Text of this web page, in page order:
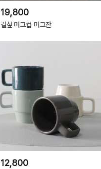
19,800
길섶 머그컵 머그잔
12,800